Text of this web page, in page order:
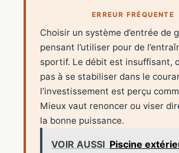
ERREUR FRÉQUENTE
Choisir un système d’entrée de
pensant l’utiliser pour de
sportif. Le débit est insuffisant,
pas à se stabiliser dans le
l’investissement est perçu
Mieux vaut renoncer ou viser
la bonne puissance.
VOIR AUSSI Piscine